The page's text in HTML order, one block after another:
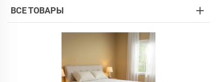
ВСЕ ТОВАРЫ